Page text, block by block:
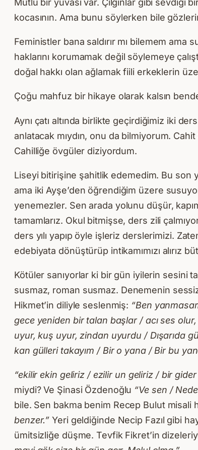
kocasının. Ama bunu söylerken bile
Feministler bana saldırır mı bilemem
haklarını korumamak değil söylemeye
doğal hakkı olan ağlamak fiili erkeklerin
Çoğu mahfuz bir hikaye olarak kalsın
Aynı çatı altında birlikte geçirdiğimiz iki
anlatacak mıydın, onu da bilmiyorum. Cahit
Cahilliğe övgüler diziyordum.
Liseyi bitirişine şahitlik edemedim. Bu son
ama iki Ayşe’den öğrendiğim üzere
yenemezler. Sen arada yolunu düşür,
tamamlarız. Okul bitmişse, ders zili
ders yılı yapıp öyle işleriz derslerimizi.
edebiyata dönüştürüp intikamımızı alırız
Kötüler sanıyorlar ki bir gün iyilerin sesini
susmaz, roman susmaz. Denemenin
Hikmet’in diliyle seslenmiş: “Ben
gece yeniden bir talan başlar / acı ses
uyur, kuş uyur, zindan uyurdu / Dışarıda
kan gülleri takayım / Bir o yana / Bir bu
“ekilir ekin geliriz / ezilir un geliriz / bir
miydi? Ve Şinasi Özdenoğlu “Ve sen /
bile. Sen bakma benim Recep Bulut misali
benzer.” Yeri geldiğinde Necip Fazıl gibi
ümitsizliğe düşme. Tevfik Fikret’in